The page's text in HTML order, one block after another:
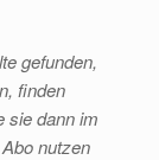
gefunden,
finden
sie dann im
nutzen